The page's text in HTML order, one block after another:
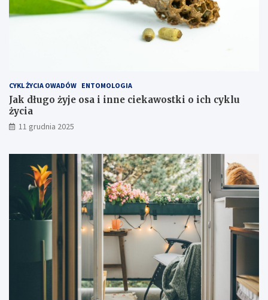
t
l
o
a
t
j
CYKL ŻYCIA OWADÓW ENTOMOLOGIA
Jak długo żyje osa i inne ciekawostki o ich cyklu
życia
11 grudnia 2025